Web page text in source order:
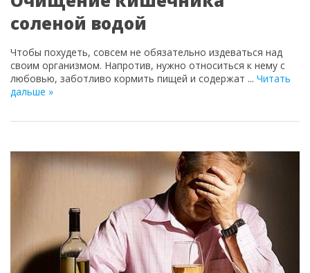
соленой водой
Чтобы похудеть, совсем не обязательно издеваться над
своим организмом. Напротив, нужно относиться к нему с
любовью, заботливо кормить пищей и содержат ... Читать
дальше »